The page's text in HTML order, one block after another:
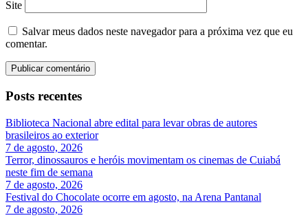
Site
Salvar meus dados neste navegador para a próxima vez que eu
comentar.
Posts recentes
Biblioteca Nacional abre edital para levar obras de autores
brasileiros ao exterior
7 de agosto, 2026
Terror, dinossauros e heróis movimentam os cinemas de Cuiabá
neste fim de semana
7 de agosto, 2026
Festival do Chocolate ocorre em agosto, na Arena Pantanal
7 de agosto, 2026